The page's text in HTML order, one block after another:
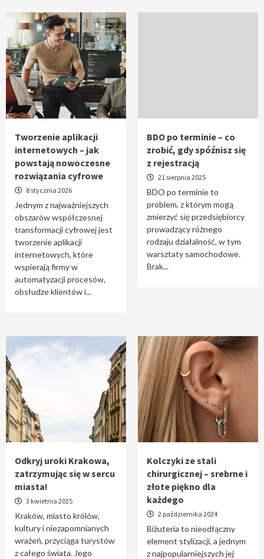
Tworzenie aplikacji
internetowych – jak
powstają nowoczesne
rozwiązania cyfrowe
8 stycznia 2026
Jednym z najważniejszych
obszarów współczesnej
transformacji cyfrowej jest
tworzenie aplikacji
internetowych, które
wspierają firmy w
automatyzacji procesów,
obsłudze klientów i...
BDO po terminie – co
zrobić, gdy spóźnisz się
z rejestracją
21 sierpnia 2025
BDO po terminie to
problem, z którym mogą
zmierzyć się przedsiębiorcy
prowadzący różnego
rodzaju działalność, w tym
warsztaty samochodowe.
Brak...
Odkryj uroki Krakowa,
zatrzymując się w sercu
miasta!
3 kwietnia 2025
Kraków, miasto królów,
kultury i niezapomnianych
wrażeń, przyciąga turystów
z całego świata. Jego
Kolczyki ze stali
chirurgicznej – srebrne i
złote piękno dla
każdego
2 października 2024
Biżuteria to nieodłączny
element stylizacji, a jednym
z najpopularniejszych jej